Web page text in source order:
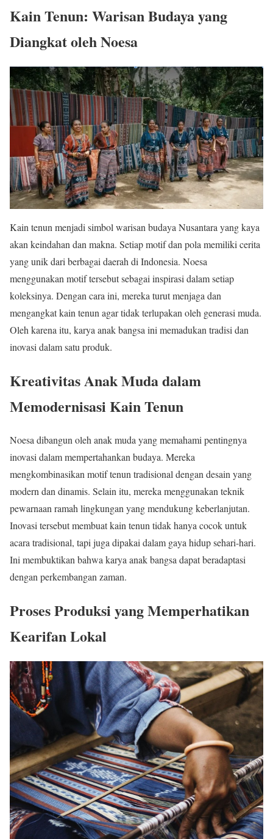
Kain Tenun: Warisan Budaya yang
Diangkat oleh Noesa
Kain tenun menjadi simbol warisan budaya Nusantara yang kaya
akan keindahan dan makna. Setiap motif dan pola memiliki cerita
yang unik dari berbagai daerah di Indonesia. Noesa
menggunakan motif tersebut sebagai inspirasi dalam setiap
koleksinya. Dengan cara ini, mereka turut menjaga dan
mengangkat kain tenun agar tidak terlupakan oleh generasi muda.
Oleh karena itu, karya anak bangsa ini memadukan tradisi dan
inovasi dalam satu produk.
Kreativitas Anak Muda dalam
Memodernisasi Kain Tenun
Noesa dibangun oleh anak muda yang memahami pentingnya
inovasi dalam mempertahankan budaya. Mereka
mengkombinasikan motif tenun tradisional dengan desain yang
modern dan dinamis. Selain itu, mereka menggunakan teknik
pewarnaan ramah lingkungan yang mendukung keberlanjutan.
Inovasi tersebut membuat kain tenun tidak hanya cocok untuk
acara tradisional, tapi juga dipakai dalam gaya hidup sehari-hari.
Ini membuktikan bahwa karya anak bangsa dapat beradaptasi
dengan perkembangan zaman.
Proses Produksi yang Memperhatikan
Kearifan Lokal